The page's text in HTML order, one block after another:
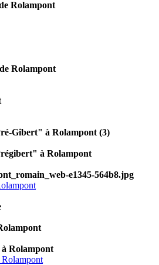
Rolampont
Rolampont
Gibert" à Rolampont (3)
à Rolampont
e1345-564b8.jpg
à Rolampont
Rolampont